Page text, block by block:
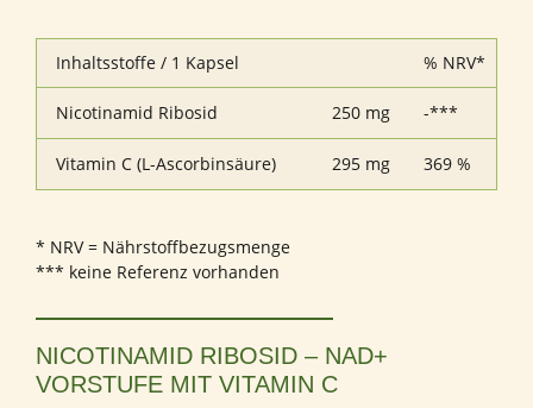
Inhaltsstoffe / 1 Kapsel % NRV*
Nicotinamid Ribosid 250 mg -***
Vitamin C (L-Ascorbinsäure) 295 mg 369 %
* NRV = Nährstoffbezugsmenge
*** keine Referenz vorhanden
NICOTINAMID RIBOSID – NAD+
VORSTUFE MIT VITAMIN C